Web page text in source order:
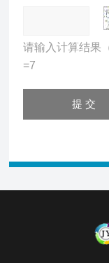
请输入计算结果
=7